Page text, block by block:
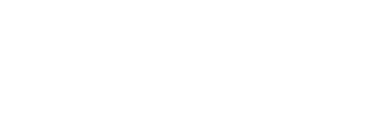
投向了更广阔的领域。近年来，骁龙展示了基于骁龙平台
型号的智能终端，涵盖了PC、平板电脑、XR以及掌机等
了赋能全场景数字生活的“全能王”。